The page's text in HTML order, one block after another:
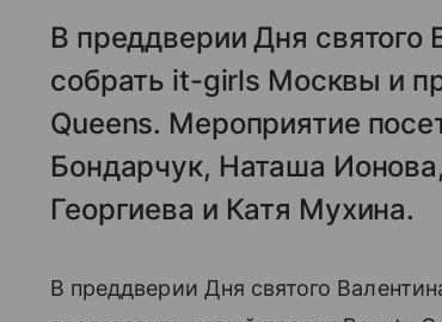
В преддверии Дня
собрать it-girls Москвы и
Queens. Мероприятие
Бондарчук, Наташа
Георгиева и Катя Мухина.
В преддверии Дня святого